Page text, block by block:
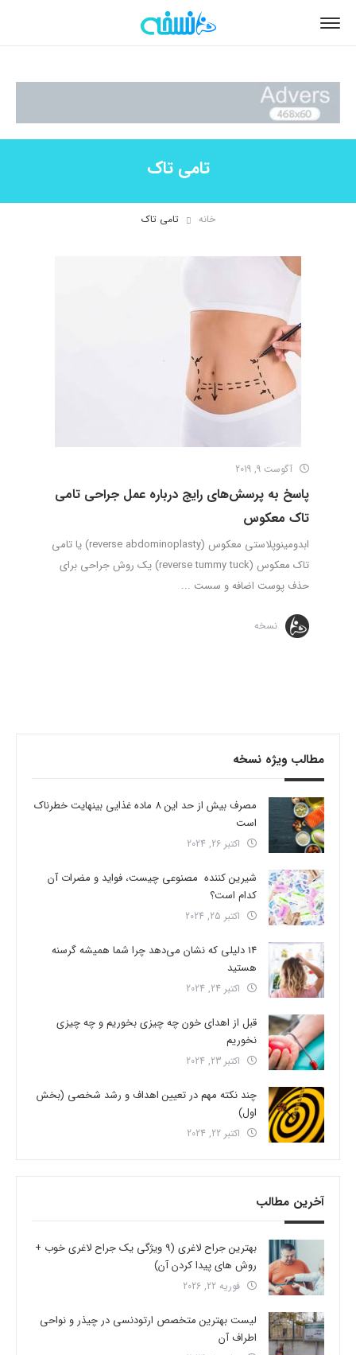
تامی تاک
خانه تامی تاک
آگوست 9, 2019
پاسخ به پرسش‌های رایج درباره عمل جراحی تامی
تاک معکوس
ابدومینوپلاستی معکوس (reverse abdominoplasty) یا تامی
تاک معکوس (reverse tummy tuck) یک روش جراحی برای
حذف پوست اضافه و سست ...
نسخه
مطالب ویژه نسخه
مصرف بیش از حد این 8 ماده غذایی بینهایت خطرناک
است
اکتبر 26, 2024
شیرین کننده مصنوعی چیست، فواید و مضرات آن
کدام است؟
اکتبر 25, 2024
14 دلیلی که نشان می‌دهد چرا شما همیشه گرسنه
هستید
اکتبر 24, 2024
قبل از اهدای خون چه چیزی بخوریم و چه چیزی
نخوریم
اکتبر 23, 2024
چند نکته مهم در تعیین اهداف و رشد شخصی (بخش
اول)
اکتبر 22, 2024
آخرین مطالب
بهترین جراح لاغری (9 ویژگی یک جراح لاغری خوب +
روش های پیدا کردن آن)
فوریه 22, 2026
لیست بهترین متخصص ارتودنسی در چیذر و نواحی
اطراف آن